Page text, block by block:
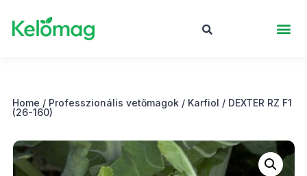
Home / Professzionális vetőmagok/ Karfiol / DEXTER RZ F1
(26-160)